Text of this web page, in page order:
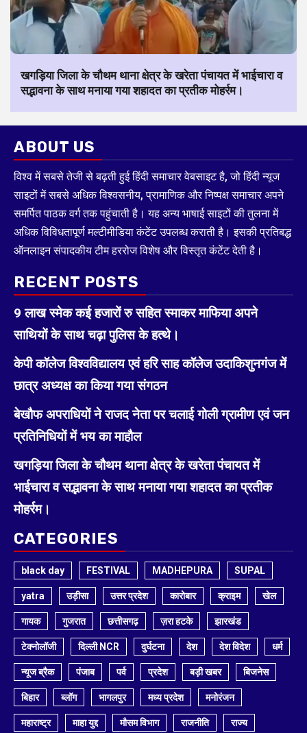
खगड़िया जिला के चौथम थाना क्षेत्र के खरेता पंचायत में भाईचारा व
सद्भावना के साथ मनाया गया शहादत का प्रतीक मोहर्रम।
ABOUT US
विश्व में सबसे तेजी से बढ़ती हुई हिंदी समाचार वेबसाइट है, जो हिंदी न्यूज
साइटों में सबसे अधिक विश्वसनीय, प्रामाणिक और निष्पक्ष समाचार अपने
समर्पित पाठक वर्ग तक पहुंचाती है। यह अन्य भाषाई साइटों की तुलना में
अधिक विविधतापूर्ण मल्टीमीडिया कंटेंट उपलब्ध कराती है। इसकी प्रतिबद्ध
ऑनलाइन संपादकीय टीम हररोज विशेष और विस्तृत कंटेंट देती है।
RECENT POSTS
9 लाख स्मेक कई हजारों रु सहित स्माकर माफिया अपने
साथियों के साथ चढ़ा पुलिस के हत्थे।
केपी कॉलेज विश्वविद्यालय एवं हरि साह कॉलेज उदाकिशुनगंज में
छात्र अध्यक्ष का किया गया संगठन
बेखौफ अपराधियों ने राजद नेता पर चलाई गोली ग्रामीण एवं जन
प्रतिनिधियों में भय का माहौल
खगड़िया जिला के चौथम थाना क्षेत्र के खरेता पंचायत में
भाईचारा व सद्भावना के साथ मनाया गया शहादत का प्रतीक
मोहर्रम।
CATEGORIES
black day FESTIVAL MADHEPURA SUPAL
yatra उड़ीसा उत्तर प्रदेश कारोबार क्राइम खेल
गायक गुजरात छत्तीसगढ़ ज़रा हटके झारखंड
टेक्नोलॉजी दिल्ली NCR दुर्घटना देश देश विदेश धर्म
न्यूज ब्रैक पंजाब पर्व प्रदेश बड़ी खबर बिजनेस
बिहार ब्लॉग भागलपुर मध्य प्रदेश मनोरंजन
महाराष्ट्र माहा युद्द मौसम विभाग राजनीति राज्य